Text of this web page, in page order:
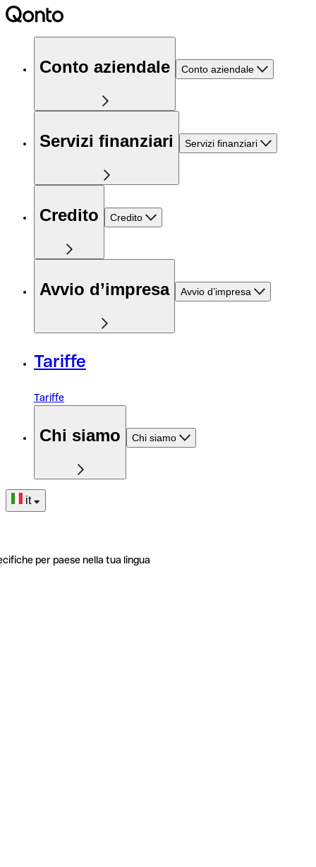
Conto aziendale Conto aziendale
Servizi finanziari Servizi finanziari
Credito Credito
Avvio d’impresa Avvio d’impresa
Tariffe
Tariffe
Chi siamo Chi siamo
it
per paese nella tua lingua